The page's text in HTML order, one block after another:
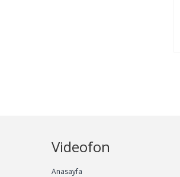
Videofon
Anasayfa